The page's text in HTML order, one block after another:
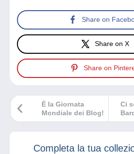
Share on
Share on X
Share on
Ci
È la Giornata
Mondiale dei Blog!
Completa la tua